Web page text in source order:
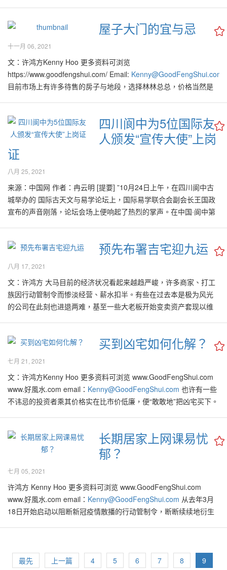
可以选择使用在开工大吉，至少能够得到个好彩头，期望全年吸引
上开始充斥着无数的流年生肖运程书，选择也是非常多，也容易令
人眼花缭乱。其实大部份流年生肖运程书的出发点皆是良好的，并
买下不同师傅的流年运程书互相对照、确认各家各派对自己或家人
生肖的预测，希望去芜存菁后，能够配搭出最适合自己的一套，以
期帮助自己与家人在该年里趋吉避凶。当然这是个人选择与方式，
是无可厚非的。 一般稍懂命理的人多认为在2022的壬寅水虎年里，
运势最好的生肖是属狗、马、猪；这是因为这组生肖，在此年里能
够与虎年产生三合及六合的良好化学效应，因此普遍上被认为在
2022年里吉祥如意，无论在工作、事业、学业皆顺利，财运亨通，
健康如意！ 可是有不少人心存疑虑，难道同年出生的老同学、老朋
至继续问我：“难道其他冲、犯、刑、害流年太岁，如生肖属蛇、
猴、龙等生肖的人，在2022年里一定会厄运连连吗？” 其实在每一
年里，同样年龄的人虽然生肖一样，但由于诞生在不同的出生日期
与时间，因此大家的八字里的天干地支组合都所不同，因此都将会
年运程的论述，只是迷信加唯恐天下不乱的人所纂写的谬论。 流年
对个人运势的影响，当然不能完全以只占百分之12到15比重的12生
也不应该以等闲视之。毕竟在达到趋吉避凶的大前提里，流年生肖
的潜在吉凶运势之影响里，也可以当做是命运管理之道所纳入的其
一相关元素。 猪、兔、牛、羊、虎 大吉大利 根据好风水的流年生肖
分析2022年的流年运程，生肖属猪、兔、牛、羊与虎的人将是比较
大吉大利的！尤其是生肖属羊与兔的人，将在此年里旺财、旺丁，
加上有贵人助力，将无往不利，全年在士农工商皆获利、名成利
就，喜事重重。 在阳历1、7、10与11月里出生的人，也被归纳为在
是生肖属兔、羊与猪的人，在目前阶段里可说是信心满满、准备冲
刺了！这绝对是好事，因为根据吸引力法则的论点，当信心满满地
憧憬未来时，当然是容易心想事成的！…
新的系统与处事方式或方针，预计此年里将为你我他带来无穷尽的
International Order》之百年财遇上之机遇里掌握各种新机会，开创
与实现一直以来所计划或部署之梦想与理想。 在此年里，各行各业
里无论是公司或个人，皆尝试将现有服务与产品重新与无数新科技
整合并引入新的创新元素与功能，开拓无数进一步发展空间。在此
年里许多人将激发出创意十足、并以新科技开发创新领域，产品与
的行业欣欣向荣，属水的行业也开始涌现更多的新商机。 好风水机
构的2022年之流年分析，预计原产品的价格在此年里将节节上升，
比如说橡胶，木材，棕油，蔬果、食品、家具，医药用品、汽油
等。医药保健、电子、电讯、高科技产品等将迎来更旺盛的美好上
升局面。教育、创意、文化等领域将会有更大的发展空间。属水的
航空、运输、旅游、饮料、渔业等也在此年里开始迎来更多的新机
会与市场的新需求，一片曙光，从事此范畴的人们，必须好好把握
良机！ 马中两国的良好关系将会是在大马的经济发展的过程里扮演
7月后也将开始迎接比较光明的前路，预期有关当局即将推出一系列
刺激有关行业的措施，大家拭目以待！ 在2022年里消费者在各种产
品的选择以及购买方式更加精挑细选、挑剔以及期望与接受无数创
新,特别是在5G、IoT即物联网等科技的推动下，各种产品必定被重
新整合以融入新科技、能将各种产品更加个性化与智能化。这样的
市场趋势也激发许多公司的产品，无论是在设计与品质方面皆必须
化的新功能，才能赢得并开发出更多新的市场与机会！ 中国的气势
如虹，尤其是浩瀚无疆的中文将更加大放异彩！因为中文不但已经
或从事最先进科技范畴的最基本管道。可预见2022年里全球正在更
加明显地实现《新世界秩序》 (New International Order), 世界的重
心将轮到以中国为主的东方区域之引领通往更美好的未来40年。 在
过去的约200多年的历史里，世界人民报括大马的政局与管理模式皆
受到主要由“过气”的大英帝国、以及气势逐渐减弱的美国等所推崇与
秉持的零和游戏(Zero Sum Game)。其所谓最终达到的“双赢局面”
其实仍会导致其中一方处于稍微劣势的宭境，尤其是仍然秉持着有
关过时理念的领袖们，在2022年以及风水9运的大时代里即将被世界
的大洪流而淘汰! 在此新的一年里将会有许多国家领袖将开始尝试探
讨与了解儒家思想所推崇的“大同世界”理念。我将此理念译成现代社
会的“三赢局面”(Win-Win-Win Situation)。尤其是在瞬息万变的现今
社会里，加上无数新科技的涌现以及讯息在瞬间里传开与被接收的
时代，唯有大同理念的三赢局面能够让社会更加繁荣、人民更加安
界各国彰显其“一带一路”发展之最终目标是达到“你好、我好、大家
好”的三赢良好局面，而不是被一些世界领袖误以为或标榜为另类的
加上一面小镜子，不论适不适时皆可装扮一番。当然现在的手机万
家必备之物，出门干活前、回家洗刷后，大家多会向镜子望上一两
眼，看看自己的容颜或衣着是否依然得体，以免与他人约会时丢人
现眼而引起尴尬局面。 古时的铜镜设计有限，现代的镜子有各种各
样的形状与设计，挂在家中或商店里，实用又美观，室内设计师常
用之以增强室内景观。 在风水的范畴里，镜子的适当应用占有一席
重要地位。作风水用途的镜子有很多种类，例如凸镜、凹镜、八卦
镜，白虎镜，石敢当镜等等。这些镜子主要是用来“挡煞”。比如当房
屋面对路口、灯柱、大树时，风水老师通常会建议悬挂这类镜子，
以化解直冲而来的煞气，免得家人被煞气冲克受损。 其实挂镜子有
不少的学问与禁忌，在这期的好风水专栏里与各界分享镜子与风水
的关系如：该如何摆设？有什么禁忌？以及怎么才能带来好风水的
效应？ 饭厅里放镜子 镜子在风水学里有“加倍”的良好意象。因此把
镜子设置在餐桌前，是个非常好的方法，也常常受到室内设计师的
采用。因为对着饭桌的镜子能让家中的食物加倍丰盈、丰衣足食、
床铺。这是避免在睡意正朦胧时，看到自己或其他影象而被惊吓，
的尖角煞气等，反射向沉睡的人，日子久了必定影响身心灵的健康
状况。 不少新婚夫妇在装修房子时，为了让房里看起来阔大些，以
及为了增加夫妻生活情趣，把一大片的镜子安装在床后的墙上。这
样的摆设其实非常不好，因为容易导致睡眠不安宁，疾病缠身，而
且脾气也会逐步趋劣，夫妻感情易生变！ 如果无法改变卧室内床与
上，反而可以藏气纳财。 商店里的镜子 由于镜子有“加倍”的意象，
因此把镜子设置在店里的收银机旁边、商品储藏柜、或展销柜台，
店里收银员的后面，以免招徕不法之徒图谋不轨！ 忌把镜子设置在
办公桌的后面或旁边，因为这象征工作量增加，并且容易导致精神
散漫，进而降低工作效力，小人捣乱。 两面镜子 不论是居家、公司
或商店里，不可把两面镜子相对地挂置。因为如此会使光线或影像
互相弹射到对面的镜子上，引起视觉上的错乱，对身心的健康产生
不良效应！ 镜子对大门 不论是居家、公司或商店里，不可让镜子面
对大门入口处。因为这样容易导致室内情况一览无余，也会把好的
气反射出外，更把财气挡住不入门内。此举甚至也会把屋外不好的
个案，夫妇将镜子嵌在卧室的天花板上，这会令人泄气、泄财、甚
至影响健康，所以不可为标新立异，把镜子嵌在天花板上。 厨房里
的镜子 镜子对正床头固然是大忌，若是对正炉灶则更是大凶！一些
厨具，其表面设计光亮犹如镜子一般具有反射影像的效果，其实也
免导致家人之健康、财运皆受损。 镜子的形状 镜子属金，金形，属
圆形和椭圆形，象征和谐与圆满，属土的长方或四方形也适合。因
屋子大门的宜与忌
十一月 06, 2021
文：许鸿方Kenny Hoo 更多资料可浏览
https://www.goodfengshui.com/ Email: Kenny@GoodFengShui.com
目前市场上有许多待售的房子与地段，选择林林总总，价格当然是
一些被中介称已被他人订购的单位，在稍做等待后也仍有可能购买
的机会；这是因为之前的购房者在最后一分钟，可能被苛刻的银行
借贷条款拒绝，而导致该单位再度被放上“待售”的大队里。 一些懂
得基本风水元素的人，在此刻可以将过去累积下来的知识派上用
场，除了地点、设计、周遭环境之中长期发展等基本面、逻辑条
件，在其他细节里更必须符合各种风水要求，才放心购买。这是因
为购买房屋是项人生中的巨大投资，绝不可以像购买衣物般，万一
不合身时可以要求退换货品。购买房屋，如果事后才发现各种条件
者，为了安全起见便邀约各路风水大师到现场为他们做专业的选屋
服务。 风水最注重“门主灶” 大家也许已听闻风水之道，最注重“门主
灶”即大门、主卧房以及炉灶的各种风水条件，其一欠佳的房屋，就
不被纳入符合风水要求的被选择组合里。 无论是DIY 或邀请风水大
师帮忙做选择，有关房子的外围环境是最重要的。那些对着负面元
素的单位，如对着路冲、高塔、灯柱、尖角、坐落在死路、对着桥
房、卧室等状况。 在一些已经被纳入可以被选择购买的单位菜单
少人知道大门上不可有任何带有负面之风水元素。尤其是在帮助客
户选择双层或多层排屋时，就算是已经非常肯定有关单位对购买者
阖家吉利，一些人会再度确认，如在房子的大门上有厕所是否在长
远居住后会不利健康与运势？ 也有人问，向着正南与正北的房屋
（由于气候的关系，在马来西亚有无数这样坐向的房屋），是否像
水因素”？因此有不少在购买或已经居住在这样的房屋的人，想办法
改变大门的方向，尤其是在目前全球正在进入新的风水九运的转换
之论述是带有误导性的，不可盲目尽信，不然容易忧人自扰。况且
紫禁城的风水布局是经过历代风水大师布局，不可能在现代才由该
年轻大师发觉其误点吧？ 个人觉得可能是一些人只是道听途说，缺
乏真正彻底研究才无法悟懂个中风水奥秘。 大门上忌有厕所？ 一般
隔开，再加上大多数房子也已加上一层天花板，只要确保厕所之防
四川阆中为5位国际友
人颁发“宣传大使”上岗
证
八月 25, 2021
来源：中国网 作者：冉云明 [提要] ”10月24日上午，在四川阆中古
城举办的 国际古天文与易学论坛上，国际易学联合会副会长王国政
宣布的声音刚落，论坛会场上便响起了热烈的掌声。在中国·阆中第
网10月26日讯 “现在我宣布，被推选出来的阆中风水文化国际宣传
24日上午，在四川阆中古城举办的 国际古天文与易学论坛上，国际
易学联合会副会长王国政宣布的声音刚落，论坛会场上便响起了热
烈的掌声。 在中国·阆中第二届天宫易学风水文化国际论坛暨天文与
易学研讨会上，组委会从出席论坛的外国嘉宾中评选出5位阆中文化
旅游的“宣传大使”。他们分别是瑞士的卡门·欧贝卡、韩国的金科
奎、金惠贞、马来西亚的许鸿方、法国的瀚子大师。这5人长期致力
于东西方文化的研究、交流活动，对易学风水更是情有独钟，他们
在各自的国家的政界与平民阶层中都颇具影响力，占有大量的人脉
卓见成效的努力，他们就像是促进东西方文化对接的“圣灯”，构架起
阆中文化走向世界的桥梁。 论坛组委会在推选5位宣传大使的过程
中，严格遵照公平、公正的原则，依据他们在本国推销阆中旅游文
化的活动、效果为准绳，从而推选产生出来的。如韩国的金科奎、
金惠贞就曾向韩国最聚人气的文化广播电视台推销阆中古城厚重的
文化，并促成该电点视台今年5月来阆中古城拍片从而把阆中的风水
文化、春节文化带给了广大的韩国民众；法国的瀚子大师也曾对阆
中与法国的文化交流中起到了穿争引线的作用，中法合拍的木偶戏
没。此次论坛组委会给5位国际友人颁发了“宣传大使”证书，表示他
们获得了履职阆中旅游文化宣传的“上岗证”。卡门·欧卡贝当场表
示，今年春节将带着亲友团前来阆中古城过春节、品年味。（冉云
明） Original Link: https://covid-
26/content_12596015.html
预先布署吉宅迎九运
八月 17, 2021
文：许鸿方 大马目前的经济状况看起来越趋严峻，许多商家、打工
族因行动管制令而惨淡经营、薪水扣半。有些在过去本是极为风光
的公司在此刻也进退两难，基至一些大老板开始变卖资产套现以维
门大吉的窘境。 一如既往，每一次的危机其实也会激发许多新的商
生防护、食品、快递等相关服务与产品的公司与个人，由去年初在
到今天的生意非常火红。我有一些从事上述行业的客户，其生意额
在此期间增加了3倍到8倍之多，生意网络也在短期内遍布全球55个
国家，惊人的逆向成长也在此非常时刻羡煞许多人！ 在此时也是重
新打造公司与创新品牌的最佳时刻，以便随时增加产品、服务或迎
合新的市场需求做充分准备。 年轻有为的小戴拥有几间公司，专门
提供各种高科技与提升水源素质的服务与产品。在这几年来生意特
别旺盛，其服务与产品的种类也进一步丰富发展。理财有道的小
真正展现他的实力了！由于在这疫情期间各种产业的选择多有又许
多折扣，他也陆续在去年与今年里依据我的风水筛选原则下，购买
了几套房产与商业大楼。 筛选上佳豪宅 在今年初，他也在我苛刻的
筛选过程里， 终于买入一间风水极佳的独立式豪宅。此间属于第三
手的豪宅，在上一手的业主买入后已经被翻新装修并符合目前风水8
常好、无论是去商场、公司、学校或到临近的市镇都非常方便。那
买到凶宅如何化解？
七月 21, 2021
文：许鸿方Kenny Hoo 更多资料可浏览 www.GoodFengShui.com
www.好風水.com email： Kenny@GoodFengShui.com 也许有一些
不讳忌的投资者乘其价格实在比市价低廉，便“敢敢地”把凶宅买下。
色、黄色、红色等，以把凶气驱散或降低。 在70、80年代，风水的
应用未如目前那么普及。尤其是在大马与新加坡，当时仍未像目前
这般可以非常方便地通过各种报章、书籍、课程、讲座、网络、视
屏、手机等管道将风水与命理的资讯传播。 当时一般人只能通过报
章、杂志、电台或电影里，才能接触到一些带有离奇与神秘性质的
趣味风水故事。当年这些资讯也只局限于中文媒体，因此风水的应
用大多只局限在一般传统懂得中文的华人圈里；在讲英语的圈里仍
力法则” (The Law of Attraction)也在当时通过书籍与电影“秘密”
长期居家上网课易忧
郁？
七月 05, 2021
许鸿方 Kenny Hoo 更多资料可浏览 www.GoodFengShui.com
www.好風水.com email： Kenny@GoodFengShui.com 从去年3月
18日开始启动以阻断新冠疫情散播的行动管制令，断断续续地衍生
课时缺乏“正式化”的工作环境，或因在家气氛过于松懈而难以全神贯
最先 上一篇 4 5 6 7 8 9